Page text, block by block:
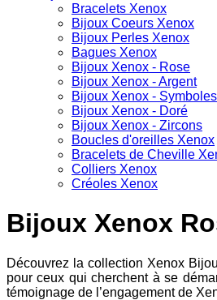
Bracelets Xenox
Bijoux Coeurs Xenox
Bijoux Perles Xenox
Bagues Xenox
Bijoux Xenox - Rose
Bijoux Xenox - Argent
Bijoux Xenox - Symboles
Bijoux Xenox - Doré
Bijoux Xenox - Zircons
Boucles d'oreilles Xenox
Bracelets de Cheville
Colliers Xenox
Créoles Xenox
Bijoux Xenox
Découvrez la collection Xenox
pour ceux qui cherchent à se
témoignage de l’engagement de